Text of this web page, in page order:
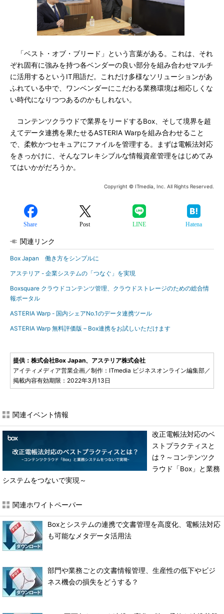
「ベスト・オブ・ブリード」という言葉がある。これは、それ
ぞれ固有に強みを持つ各ベンダーの良い部分を組み合わせマルチ
に活用するというIT用語だ。これだけ多様なソリューションがあ
ふれている中で、ワンベンダーにこだわる業務環境は相応しくな
い時代になりつつあるのかもしれない。
コンテンツクラウドで業界をリードするBox、そして境界を超
えてデータ連携を果たせるASTERIA Warpを組み合わせること
で、柔軟かつセキュアにファイルを管理する。まずは電帳法対応
をきっかけに、そんなフレキシブルな情報資産管理をはじめてみ
てはいかがだろうか。
Copyright © ITmedia, Inc. All Rights Reserved.
Share Post LINE Hatena
関連リンク
Box Japan 働き方をシンプルに
アステリア - 企業システムの「つなぐ」を実現
Boxsquare クラウドコンテンツ管理、クラウドストレージのための総合情
報ポータル
ASTERIA Warp - 国内シェアNo.1のデータ連携ツール
ASTERIA Warp 無料評価版 – Box連携をお試しいただけます
提供：株式会社Box Japan、アステリア株式会社
アイティメディア営業企画／制作：ITmedia ビジネスオンライン編集部／
掲載内容有効期限：2022年3月13日
関連イベント情報
改正電帳法対応のベ
ストプラクティスと
は？～コンテンツク
ラウド「Box」と業務
システムをつないで実現～
関連ホワイトペーパー
Boxとシステムの連携で文書管理を高度化、電帳法対応
も可能なメタデータ活用法
部門や業務ごとの文書情報管理、生産性の低下やビジ
ネス機会の損失をどうする？